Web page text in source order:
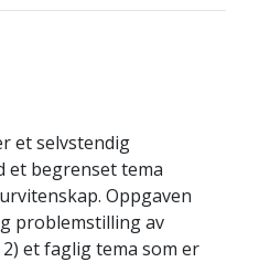
et selvstendig
et begrenset tema
Oppgaven
problemstilling av
et faglig tema som er